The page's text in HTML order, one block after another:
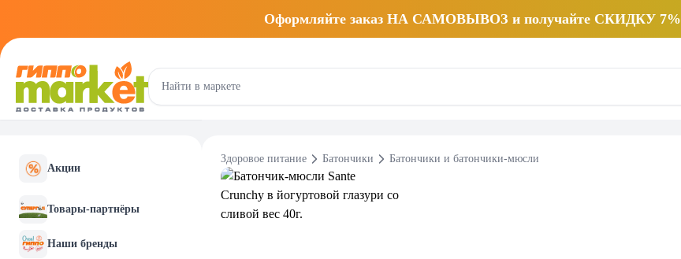
Оформляйте заказ НА САМОВЫВОЗ и получайте СКИДКУ 7%
Акции
Товары-партнёры
Наши бренды
Здоровое питание Батончики Батончики и батончики-мюсли